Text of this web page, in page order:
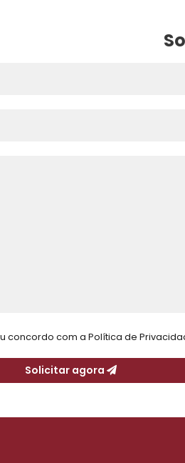
concordo com a Política de
Solicitar agora